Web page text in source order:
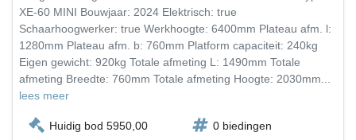
XE-60 MINI Bouwjaar: 2024 Elektrisch: true
Schaarhoogwerker: true Werkhoogte: 6400mm Plateau afm. l:
1280mm Plateau afm. b: 760mm Platform capaciteit: 240kg
Eigen gewicht: 920kg Totale afmeting L: 1490mm Totale
afmeting Breedte: 760mm Totale afmeting Hoogte: 2030mm...
lees meer
Huidig bod 5950,00
0 biedingen